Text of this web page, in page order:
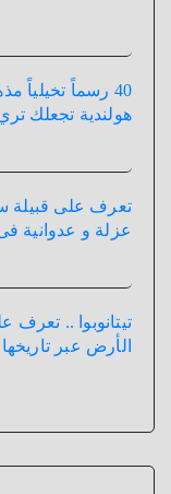
40 رسماً تخيلياً
هولندية تجعلك
تعرف على قبيلة
عزلة و عدوانية
تيتانوبوا ..
الأرض عبر تاريخها